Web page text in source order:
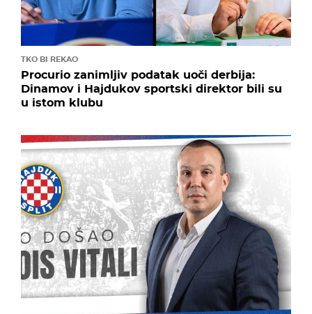
TKO BI REKAO
Procurio zanimljiv podatak uoči derbija:
Dinamov i Hajdukov sportski direktor bili su
u istom klubu